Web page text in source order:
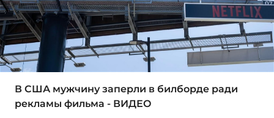
В США мужчину заперли в билборде ради
рекламы фильма - ВИДЕО